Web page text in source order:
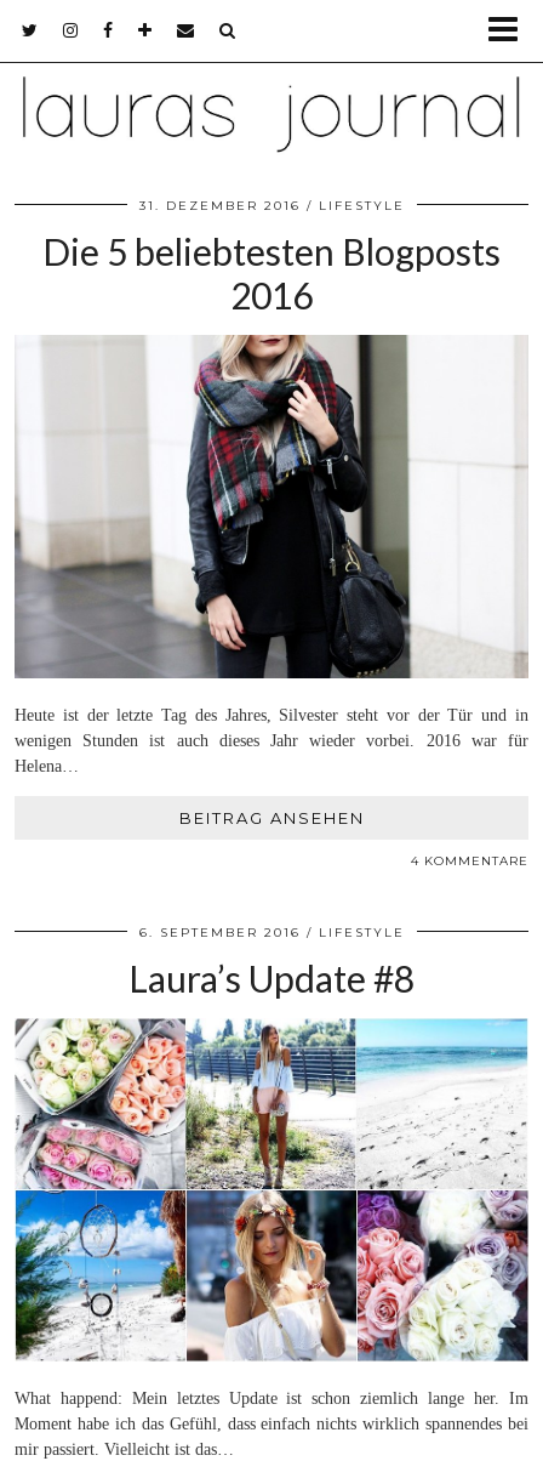
31. DEZEMBER 2016 LIFESTYLE
Die 5 beliebtesten Blogposts
2016
Heute ist der letzte Tag des Jahres, Silvester steht vor der Tür und in
wenigen Stunden ist auch dieses Jahr wieder vorbei. 2016 war für
Helena…
BEITRAG ANSEHEN
4 KOMMENTARE
6. SEPTEMBER 2016 LIFESTYLE
Laura’s Update #8
What happend: Mein letztes Update ist schon ziemlich lange her. Im
Moment habe ich das Gefühl, dass einfach nichts wirklich spannendes bei
mir passiert. Vielleicht ist das…